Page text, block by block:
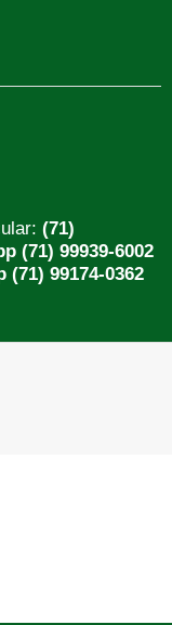
(71)
(71) 99939-6002
(71) 99174-0362